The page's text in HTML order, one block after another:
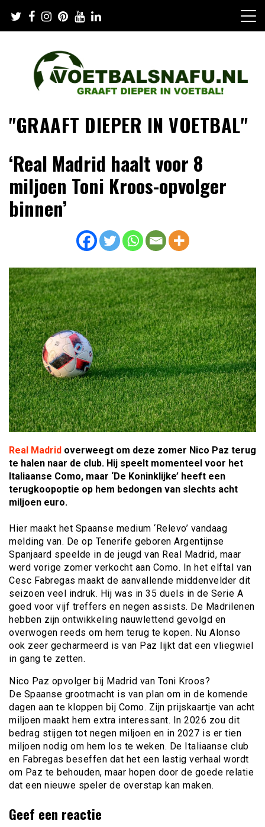
content
"GRAAFT DIEPER IN VOETBAL"
‘Real Madrid haalt voor 8
miljoen Toni Kroos-opvolger
binnen’
Real Madrid overweegt om deze zomer Nico Paz terug
te halen naar de club. Hij speelt momenteel voor het
Italiaanse Como, maar ‘De Koninklijke’ heeft een
terugkoopoptie op hem bedongen van slechts acht
miljoen euro.
Hier maakt het Spaanse medium ‘Relevo’ vandaag
melding van. De op Tenerife geboren Argentijnse
Spanjaard speelde in de jeugd van Real Madrid, maar
werd vorige zomer verkocht aan Como. In het elftal van
Cesc Fabregas maakt de aanvallende middenvelder dit
seizoen veel indruk. Hij was in 35 duels in de Serie A
goed voor vijf treffers en negen assists. De Madrilenen
hebben zijn ontwikkeling nauwlettend gevolgd en
overwogen reeds om hem terug te kopen. Nu Alonso
ook zeer gecharmeerd is van Paz lijkt dat een vliegwiel
in gang te zetten.
Nico Paz opvolger bij Madrid van Toni Kroos?
De Spaanse grootmacht is van plan om in de komende
dagen aan te kloppen bij Como. Zijn prijskaartje van acht
miljoen maakt hem extra interessant. In 2026 zou dit
bedrag stijgen tot negen miljoen en in 2027 is er tien
miljoen nodig om hem los te weken. De Italiaanse club
en Fabregas beseffen dat het een lastig verhaal wordt
om Paz te behouden, maar hopen door de goede relatie
dat een nieuwe speler de overstap kan maken.
Geef een reactie